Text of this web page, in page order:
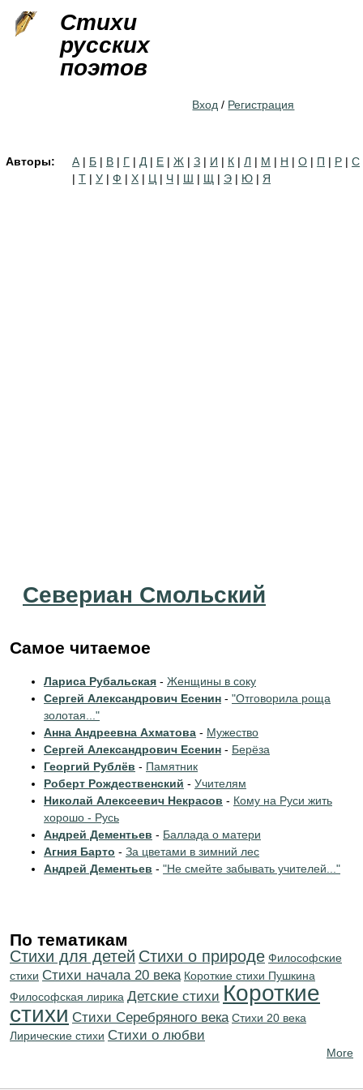
Стихи
русских
поэтов
Вход / Регистрация
Авторы: А | Б | В | Г | Д | Е | Ж | З | И | К | Л | М | Н | О | П | Р | С
| Т | У | Ф | Х | Ц | Ч | Ш | Щ | Э | Ю | Я
Севериан Смольский
Самое читаемое
Лариса Рубальская - Женщины в соку
Сергей Александрович Есенин - "Отговорила роща
золотая..."
Анна Андреевна Ахматова - Мужество
Сергей Александрович Есенин - Берёза
Георгий Рублёв - Памятник
Роберт Рождественский - Учителям
Николай Алексеевич Некрасов - Кому на Руси жить
хорошо - Русь
Андрей Дементьев - Баллада о матери
Агния Барто - За цветами в зимний лес
Андрей Дементьев - "Не смейте забывать учителей..."
По тематикам
Стихи для детей Стихи о природе Философские
стихи Cтихи начала 20 века Короткие стихи Пушкина
Философская лирика Детские стихи Короткие
стихи Cтихи Серебряного века Стихи 20 века
Лирические стихи Стихи о любви
More